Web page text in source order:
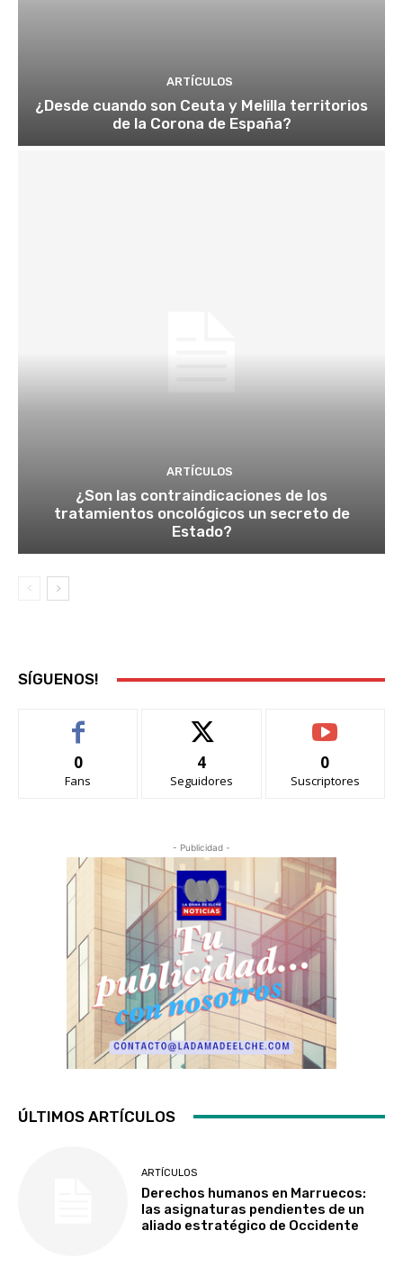
ARTÍCULOS
¿Desde cuando son Ceuta y Melilla territorios
de la Corona de España?
ARTÍCULOS
¿Son las contraindicaciones de los
tratamientos oncológicos un secreto de
Estado?
SÍGUENOS!
0
Fans
4
Seguidores
0
Suscriptores
- Publicidad -
ÚLTIMOS ARTÍCULOS
ARTÍCULOS
Derechos humanos en Marruecos:
las asignaturas pendientes de un
aliado estratégico de Occidente